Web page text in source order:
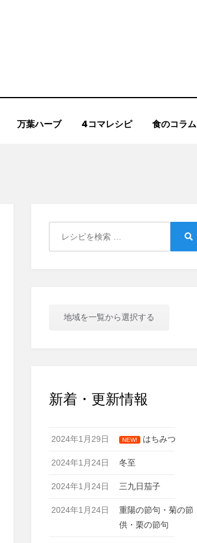
万葉ハーブ 4コマレシピ 食のコラム
地域を一覧から選択する
新着・更新情報
2024年1月29日 NEW! はちみつ
2024年1月24日 冬至
2024年1月24日 三九日茄子
2024年1月24日
重陽の節句・菊の節
供・栗の節句